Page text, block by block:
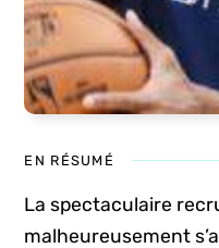
EN RÉSUMÉ
La spectaculaire
malheureusement